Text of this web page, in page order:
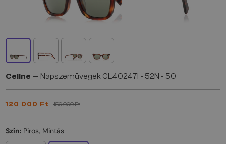
Celine — Napszemüvegek CL40247I - 52N - 50
120 000 Ft 150 000 Ft
Szín: Piros, Mintás